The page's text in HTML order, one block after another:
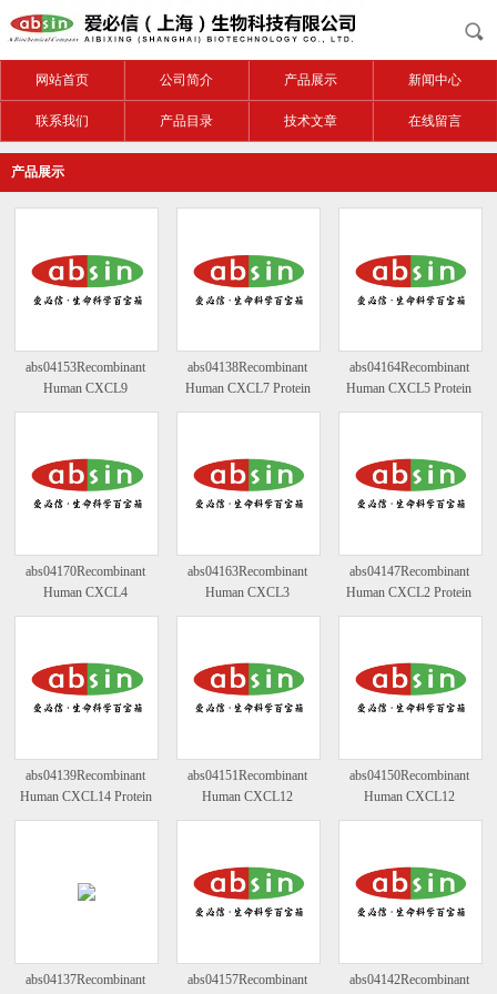
网站首页 公司简介 产品展示 新闻中心
联系我们 产品目录 技术文章 在线留言
产品展示
abs04153Recombinant
Human CXCL9
Protein(C-6His)
abs04138Recombinant
Human CXCL7 Protein
abs04164Recombinant
Human CXCL5 Protein
abs04170Recombinant
Human CXCL4
Protein(C-6His)
abs04163Recombinant
Human CXCL3
Protein(N-6His)
abs04147Recombinant
Human CXCL2 Protein
abs04139Recombinant
Human CXCL14 Protein
abs04151Recombinant
Human CXCL12
Protein(22-89)
abs04150Recombinant
Human CXCL12
Protein(19-93)
abs04137Recombinant
abs04157Recombinant
abs04142Recombinant